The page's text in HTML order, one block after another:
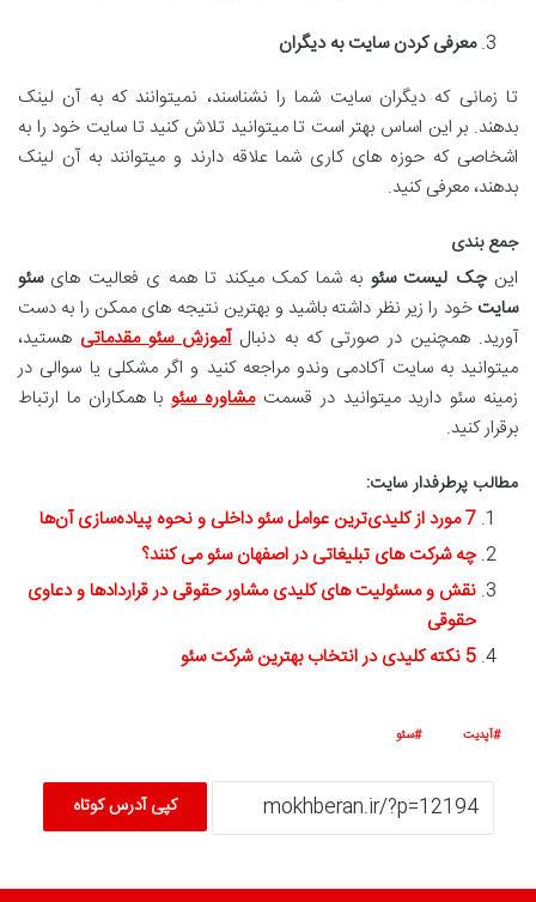
معرفی کردن سایت به دیگران
تا زمانی که دیگران سایت شما را نشناسند، نمیتوانند که به آن لینک
بدهند. بر این اساس بهتر است تا میتوانید تلاش کنید تا سایت خود را به
اشخاصی که حوزه های کاری شما علاقه دارند و میتوانند به آن لینک
بدهند، معرفی کنید.
جمع بندی
اینچک لیست سئو به شما کمک میکند تا همه ی فعالیت هایسئو
سایت خود را زیر نظر داشته باشید و بهترین نتیجه های ممکن را به دست
آورید. همچنین در صورتی که به دنبالآموزش سئو مقدماتی هستید،
میتوانید به سایت آکادمی وندو مراجعه کنید و اگر مشکلی یا سوالی در
زمینه سئو دارید میتوانید در قسمت مشاوره سئوبا همکاران ما ارتباط
برقرار کنید.
مطالب پرطرفدار سایت:
7 مورد از کلیدی‌ترین عوامل سئو داخلی و نحوه پیاده‌سازی آن‌ها
چه شرکت های تبلیغاتی در اصفهان سئو می کنند؟
نقش و مسئولیت های کلیدی مشاور حقوقی در قراردادها و دعاوی
حقوقی
5 نکته کلیدی در انتخاب بهترین شرکت سئو
آپدیت سئو
کپی آدرس کوتاه